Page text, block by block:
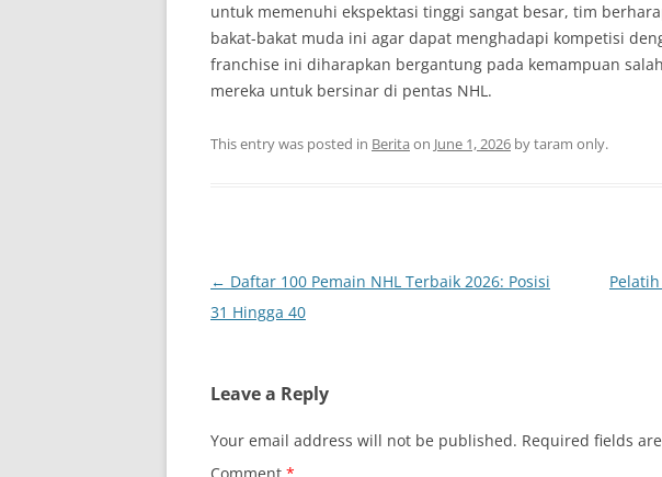
untuk memenuhi ekspektasi tinggi sangat besar, tim
bakat-bakat muda ini agar dapat menghadapi kompetisi
franchise ini diharapkan bergantung pada kemampuan
mereka untuk bersinar di pentas NHL.
This entry was posted in Berita on June 1, 2026 bytaram only.
Post
navigation
← Daftar 100 Pemain NHL Terbaik 2026: Posisi
31 Hingga 40
Leave a Reply
Your email address will not be published. Required fields